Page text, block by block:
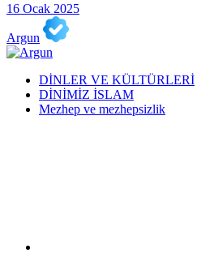
16 Ocak 2025
Argun
DİNLER VE KÜLTÜRLERİ
DİNİMİZ İSLAM
Mezhep ve mezhepsizlik